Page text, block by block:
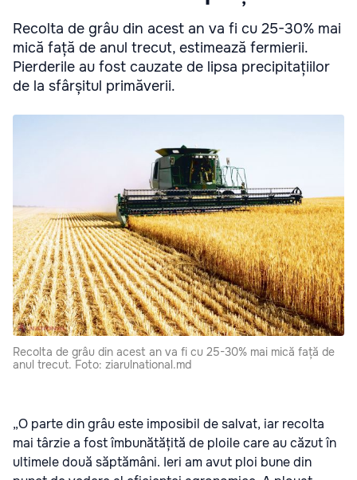
Recolta de grâu din acest an va fi cu 25-30% mai
mică față de anul trecut, estimează fermierii.
Pierderile au fost cauzate de lipsa precipitațiilor
de la sfârșitul primăverii.
Recolta de grâu din acest an va fi cu 25-30% mai mică față de
anul trecut. Foto: ziarulnational.md
„O parte din grâu este imposibil de salvat, iar recolta
mai târzie a fost îmbunătățită de ploile care au căzut în
ultimele două săptămâni. Ieri am avut ploi bune din